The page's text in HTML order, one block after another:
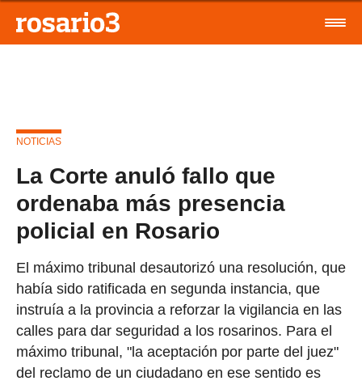
NOTICIAS
La Corte anuló fallo que
ordenaba más presencia
policial en Rosario
El máximo tribunal desautorizó una resolución, que
había sido ratificada en segunda instancia, que
instruía a la provincia a reforzar la vigilancia en las
calles para dar seguridad a los rosarinos. Para el
máximo tribunal, "la aceptación por parte del juez"
del reclamo de un ciudadano en ese sentido es